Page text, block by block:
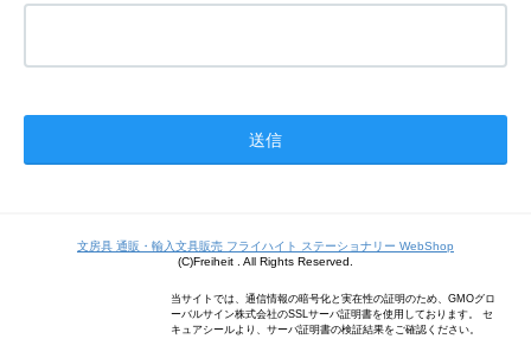
文房具 通販・輸入文具販売 フライハイト ステーショナリー WebShop
(C)Freiheit . All Rights Reserved.
当サイトでは、通信情報の暗号化と実在性の証明のため、GMOグロ
ーバルサイン株式会社のSSLサーバ証明書を使用しております。 セ
キュアシールより、サーバ証明書の検証結果をご確認ください。